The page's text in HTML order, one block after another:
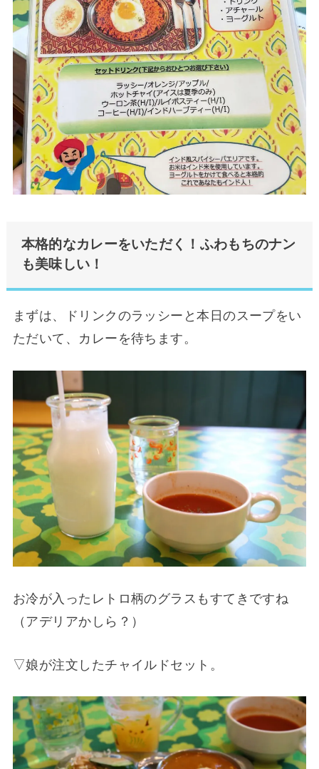
本格的なカレーをいただく！ふわもちのナン
も美味しい！
まずは、ドリンクのラッシーと本日のスープをい
ただいて、カレーを待ちます。
お冷が入ったレトロ柄のグラスもすてきですね
（アデリアかしら？）
▽娘が注文したチャイルドセット。